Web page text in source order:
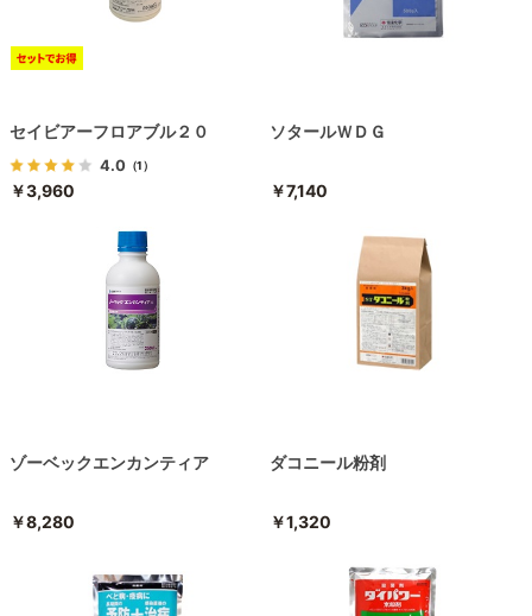
セイビアーフロアブル２０
4.0 （1）
￥3,960
ソタールＷＤＧ
￥7,140
ゾーベックエンカンティア
￥8,280
ダコニール粉剤
￥1,320